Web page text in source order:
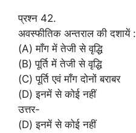
प्रश्न 42.
अवस्फीतिक अन्तराल की दशायें :
(A) माँग में तेजी से वृद्धि
(B) पूर्ति में तेजी से वृद्धि
(C) पूर्ति एवं माँग दोनों बराबर
(D) इनमें से कोई नहीं
उत्तर-
(D) इनमें से कोई नहीं